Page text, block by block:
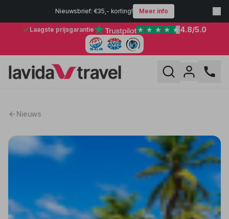
Nieuwsbrief: €35,- korting! Meer info
Laagste prijsgarantie 4.8/5.0
Nieuws